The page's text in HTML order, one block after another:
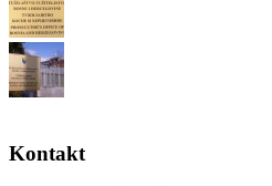
Kontakt